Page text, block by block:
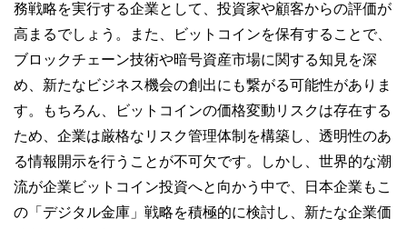
務戦略を実行する企業として、投資家や顧客からの評価が
高まるでしょう。また、ビットコインを保有することで、
ブロックチェーン技術や暗号資産市場に関する知見を深
め、新たなビジネス機会の創出にも繋がる可能性がありま
す。もちろん、ビットコインの価格変動リスクは存在する
ため、企業は厳格なリスク管理体制を構築し、透明性のあ
る情報開示を行うことが不可欠です。しかし、世界的な潮
流が企業ビットコイン投資へと向かう中で、日本企業もこ
の「デジタル金庫」戦略を積極的に検討し、新たな企業価